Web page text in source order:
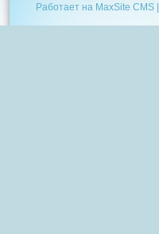
Работает на MaxSite CMS |